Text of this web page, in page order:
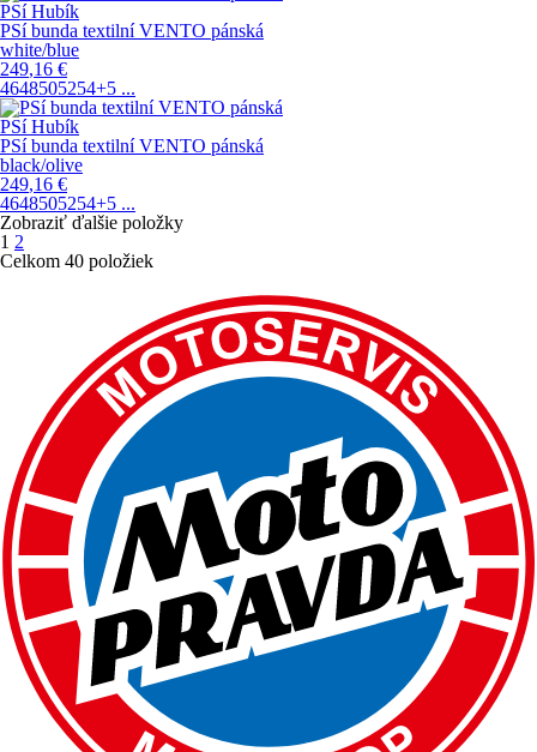
PSí Hubík
PSí bunda textilní VENTO pánská
white/blue
249,16 €
4648505254+5 ...
PSí Hubík
PSí bunda textilní VENTO pánská
black/olive
249,16 €
4648505254+5 ...
Zobraziť ďalšie položky
1 2
Celkom 40 položiek